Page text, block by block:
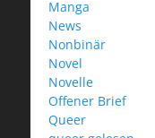
Manga
News
Nonbinär
Novel
Novelle
Offener Brief
Queer